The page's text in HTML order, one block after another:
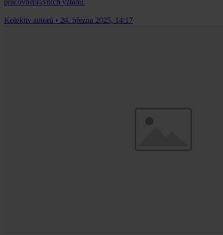
Kolektiv autorů • 24. března 2025, 14:17